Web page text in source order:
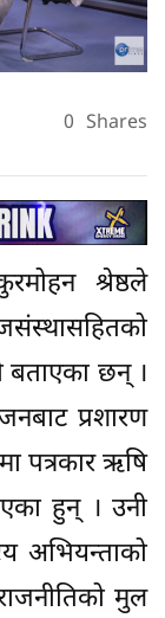
0 Shares
श्रेष्ठले
बताएका छन् ।
प्रशारण
पत्रकार ऋषि
हुन् । उनी
अभियन्ताको
मुल